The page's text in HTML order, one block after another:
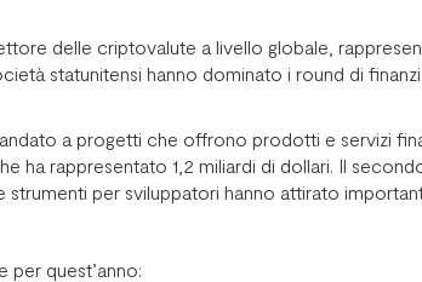
delle criptovalute a livello globale,
statunitensi hanno dominato i round di
a progetti che offrono prodotti e servizi
ha rappresentato 1,2 miliardi di dollari. Il
per sviluppatori hanno attirato
per quest’anno: